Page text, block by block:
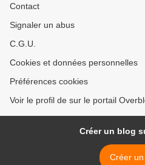
Contact
Signaler un abus
C.G.U.
Cookies et données personnelles
Préférences cookies
Voir le profil de sur le portail
Créer un blog
Créer